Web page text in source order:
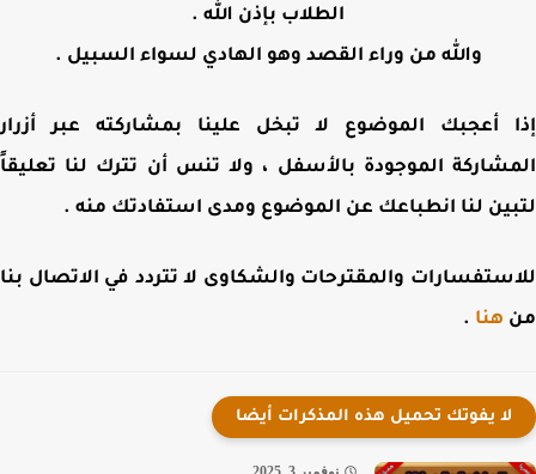
الطلاب بإذن الله .
والله من وراء القصد وهو الهادي لسواء السبيل .
أعجبك الموضوع لا تبخل علينا بمشاركته عبر أزرار
الموجودة بالأسفل ، ولا تنس أن تترك لنا تعليقاً
لنا انطباعك عن الموضوع ومدى استفادتك منه .
والمقترحات والشكاوى لا تتردد في الاتصال بنا
هنا.
لا يفوتك تحميل هذه المذكرات أيضا